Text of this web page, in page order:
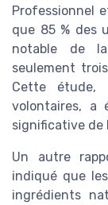
Professionnel
que 85 % des
notable de
seulement
Cette étude,
volontaires, a
significative de
Un autre
indiqué que
ingrédients